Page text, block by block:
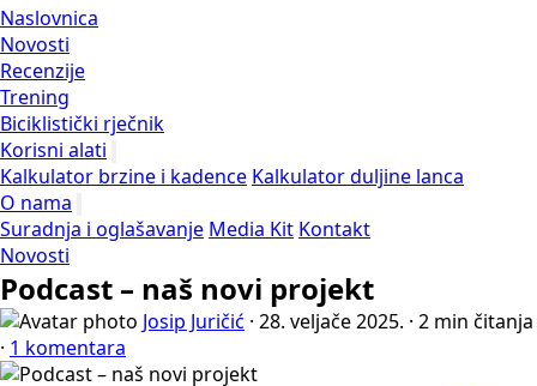
Naslovnica
Novosti
Recenzije
Trening
Biciklistički rječnik
Korisni alati
Kalkulator brzine i kadence Kalkulator duljine lanca
O nama
Suradnja i oglašavanje Media Kit Kontakt
Novosti
Podcast – naš novi projekt
Josip Juričić · 28. veljače 2025. · 2 min čitanja
· 1 komentara